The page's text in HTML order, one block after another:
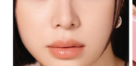
コン、遠視用カラ
レンズ、激安カラコ
2Weeks (2週間)カラ
[1 Day/ミルミナス
箱30枚)、乱視用カ